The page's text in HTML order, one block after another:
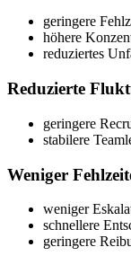
geringere
höhere
reduziertes
Reduzierte
geringere
stabilere
Weniger
weniger
schnellere
geringere